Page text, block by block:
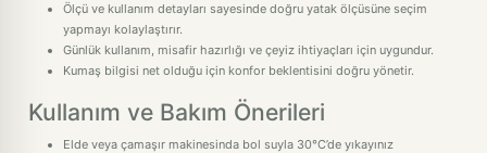
Ölçü ve kullanım detayları sayesinde doğru yatak ölçüsüne seçim
yapmayı kolaylaştırır.
Günlük kullanım, misafir hazırlığı ve çeyiz ihtiyaçları için uygundur.
Kumaş bilgisi net olduğu için konfor beklentisini doğru yönetir.
Kullanım ve Bakım Önerileri
Elde veya çamaşır makinesinda bol suyla 30°C’de yıkayınız